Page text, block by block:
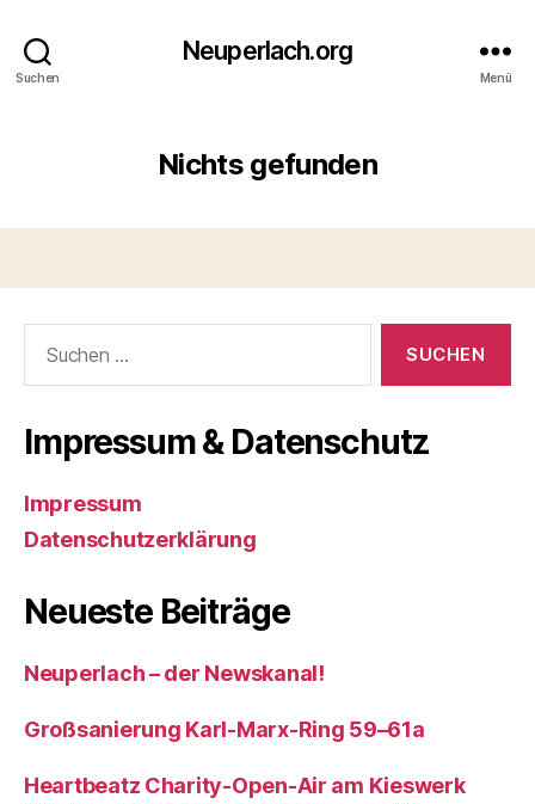
Suchen
Neuperlach.org
Menü
Nichts gefunden
nach:
Impressum & Datenschutz
Impressum
Datenschutzerklärung
Neueste Beiträge
Neuperlach – der Newskanal!
Großsanierung Karl-Marx-Ring 59–61a
Heartbeatz Charity-Open-Air am Kieswerk